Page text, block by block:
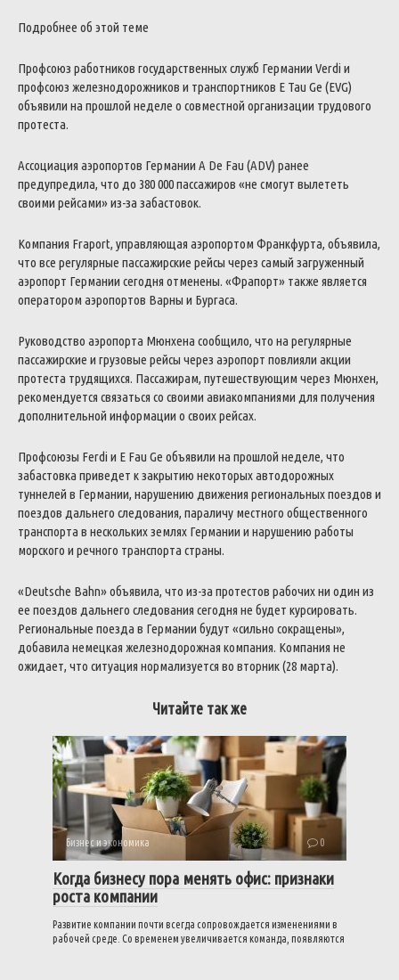
Подробнее об этой теме
Профсоюз работников государственных служб Германии Verdi и
профсоюз железнодорожников и транспортников E Tau Ge (EVG)
объявили на прошлой неделе о совместной организации трудового
протеста.
Ассоциация аэропортов Германии A De Fau (ADV) ранее
предупредила, что до 380 000 пассажиров «не смогут вылететь
своими рейсами» из-за забастовок.
Компания Fraport, управляющая аэропортом Франкфурта, объявила,
что все регулярные пассажирские рейсы через самый загруженный
аэропорт Германии сегодня отменены. «Фрапорт» также является
оператором аэропортов Варны и Бургаса.
Руководство аэропорта Мюнхена сообщило, что на регулярные
пассажирские и грузовые рейсы через аэропорт повлияли акции
протеста трудящихся. Пассажирам, путешествующим через Мюнхен,
рекомендуется связаться со своими авиакомпаниями для получения
дополнительной информации о своих рейсах.
Профсоюзы Ferdi и E Fau Ge объявили на прошлой неделе, что
забастовка приведет к закрытию некоторых автодорожных
туннелей в Германии, нарушению движения региональных поездов и
поездов дальнего следования, параличу местного общественного
транспорта в нескольких землях Германии и нарушению работы
морского и речного транспорта страны.
«Deutsche Bahn» объявила, что из-за протестов рабочих ни один из
ее поездов дальнего следования сегодня не будет курсировать.
Региональные поезда в Германии будут «сильно сокращены»,
добавила немецкая железнодорожная компания. Компания не
ожидает, что ситуация нормализуется во вторник (28 марта).
Читайте так же
Бизнес и экономика 0
Когда бизнесу пора менять офис: признаки
роста компании
Развитие компании почти всегда сопровождается изменениями в
рабочей среде. Со временем увеличивается команда, появляются